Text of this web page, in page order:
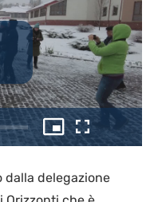
Picture-
in-
Schermo
intero
dalla delegazione